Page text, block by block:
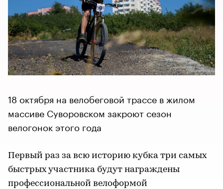
18 октября на велобеговой трассе в жилом
массиве Суворовском закроют сезон
велогонок этого года
Первый раз за всю историю кубка три самых
быстрых участника будут награждены
профессиональной велоформой